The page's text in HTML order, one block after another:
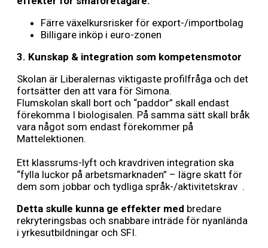
Färre växel­kurs­risker för export-/importbolag
Billigare inköp i euro-zonen
3. Kunskap & integration som kompetens­motor
Skolan är Liberalernas viktigaste profilfråga och det
fortsätter den att vara för Simona.
Flumskolan skall bort och “paddor” skall endast
förekomma I biologisalen. På samma sätt skall bråk
vara något som endast förekommer på
Mattelektionen.
Ett klassrums-lyft och krav­driven integration ska
“fylla luckor på arbets­marknaden” – lägre skatt för
dem som jobbar och tydliga språk-/aktivitetskrav .
Detta skulle kunna ge effekter med bredare
rekryterings­bas och snabbare inträde för nyanlända
i yrkes­utbildningar och SFI.